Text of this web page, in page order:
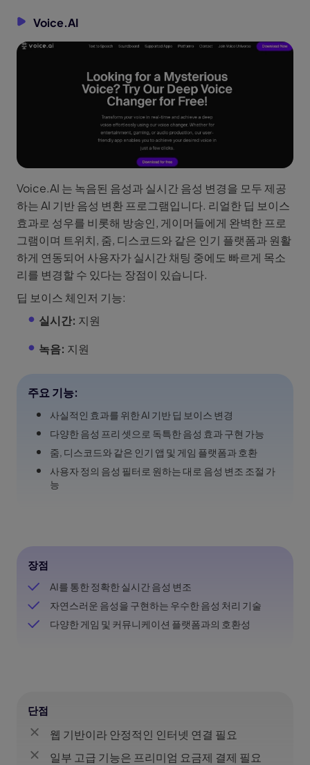
Voice.AI
Voice.AI 는 녹음된 음성과 실시간 음성 변경을 모두 제공
하는 AI 기반 음성 변환 프로그램입니다. 리얼한 딥 보이스
효과로 성우를 비롯해 방송인, 게이머들에게 완벽한 프로
그램이며 트위치, 줌, 디스코드와 같은 인기 플랫폼과 원활
하게 연동되어 사용자가 실시간 채팅 중에도 빠르게 목소
리를 변경할 수 있다는 장점이 있습니다.
딥 보이스 체인저 기능:
실시간: 지원
녹음: 지원
주요 기능:
사실적인 효과를 위한 AI 기반 딥 보이스 변경
다양한 음성 프리 셋으로 독특한 음성 효과 구현 가능
줌, 디스코드와 같은 인기 앱 및 게임 플랫폼과 호환
사용자 정의 음성 필터로 원하는 대로 음성 변조 조절 가
능
장점
AI를 통한 정확한 실시간 음성 변조
자연스러운 음성을 구현하는 우수한 음성 처리 기술
다양한 게임 및 커뮤니케이션 플랫폼과의 호환성
단점
웹 기반이라 안정적인 인터넷 연결 필요
일부 고급 기능은 프리미엄 요금제 결제 필요